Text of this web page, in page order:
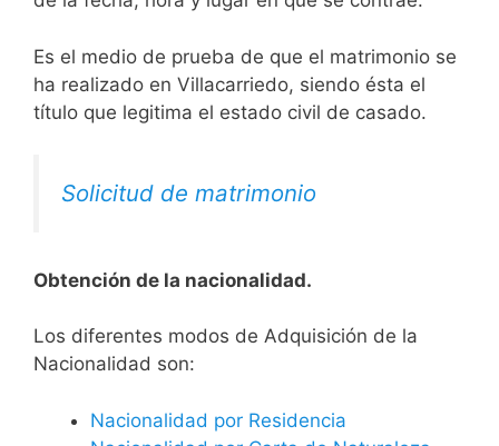
Es el medio de prueba de que el matrimonio se
ha realizado en Villacarriedo, siendo ésta el
título que legitima el estado civil de casado.
Solicitud de matrimonio
Obtención de la nacionalidad.
​​​Los diferentes modos de Adquisición de la
Nacionalidad son:
Nacionalidad por Residencia